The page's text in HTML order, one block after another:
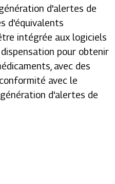
d'alertes de
d'équivalents
intégrée aux logiciels
pour obtenir
avec des
avec le
d'alertes de